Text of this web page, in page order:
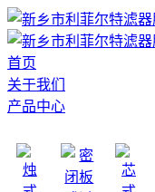
首页
关于我们
产品中心